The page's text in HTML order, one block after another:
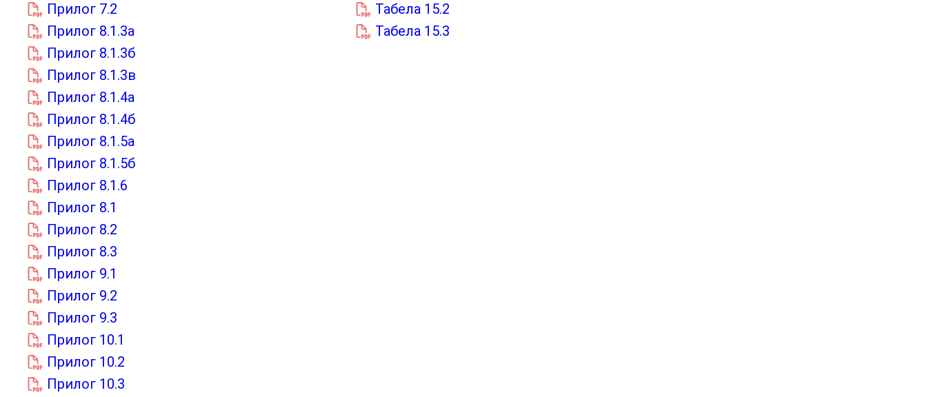
Прилог 7.2
Прилог 8.1.3а
Прилог 8.1.3б
Прилог 8.1.3в
Прилог 8.1.4а
Прилог 8.1.4б
Прилог 8.1.5а
Прилог 8.1.5б
Прилог 8.1.6
Прилог 8.1
Прилог 8.2
Прилог 8.3
Прилог 9.1
Прилог 9.2
Прилог 9.3
Прилог 10.1
Прилог 10.2
Прилог 10.3
Табела 15.2
Табела 15.3